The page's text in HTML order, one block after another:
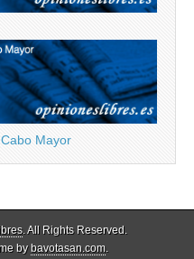
Mayor
. All Rights Reserved.
bybavotasan.com.